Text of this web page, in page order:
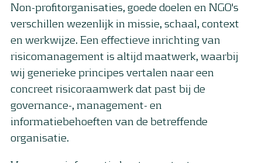
Non-profitorganisaties, goede doelen en NGO's
verschillen wezenlijk in missie, schaal, context
en werkwijze. Een effectieve inrichting van
risicomanagement is altijd maatwerk, waarbij
wij generieke principes vertalen naar een
concreet risicoraamwerk dat past bij de
governance-, management- en
informatiebehoeften van de betreffende
organisatie.